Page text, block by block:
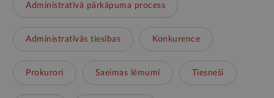
Administratīvā pārkāpuma process
Administratīvās tiesības Konkurence
Prokurori Saeimas lēmumi Tiesneši